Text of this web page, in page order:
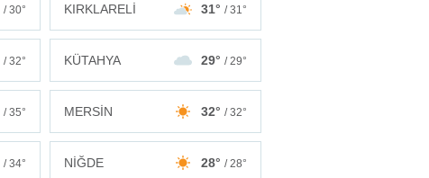
/ 30° KIRKLARELİ 31° / 31°
/ 32° KÜTAHYA 29° / 29°
/ 35° MERSİN 32° / 32°
/ 34° NİĞDE 28° / 28°